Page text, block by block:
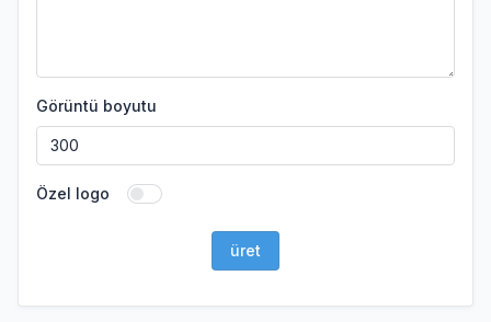
Görüntü boyutu
Özel logo
üret